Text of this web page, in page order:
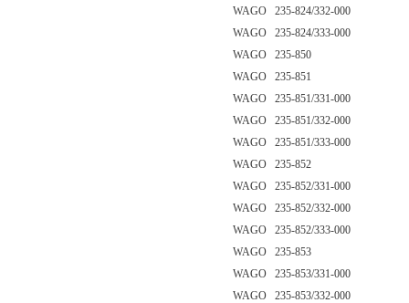
WAGO 235-824/332-000
WAGO 235-824/333-000
WAGO 235-850
WAGO 235-851
WAGO 235-851/331-000
WAGO 235-851/332-000
WAGO 235-851/333-000
WAGO 235-852
WAGO 235-852/331-000
WAGO 235-852/332-000
WAGO 235-852/333-000
WAGO 235-853
WAGO 235-853/331-000
WAGO 235-853/332-000